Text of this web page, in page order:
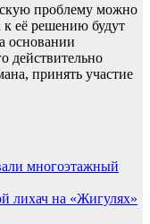
проблему можно
к её решению будут
основании
действительно
принять участие
многоэтажный
лихач на «Жигулях»